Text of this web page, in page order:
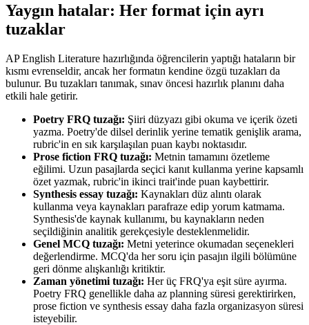
Yaygın hatalar: Her format için ayrı
tuzaklar
AP English Literature hazırlığında öğrencilerin yaptığı hataların bir
kısmı evrenseldir, ancak her formatın kendine özgü tuzakları da
bulunur. Bu tuzakları tanımak, sınav öncesi hazırlık planını daha
etkili hale getirir.
Poetry FRQ tuzağı: Şiiri düzyazı gibi okuma ve içerik özeti
yazma. Poetry'de dilsel derinlik yerine tematik genişlik arama,
rubric'in en sık karşılaşılan puan kaybı noktasıdır.
Prose fiction FRQ tuzağı: Metnin tamamını özetleme
eğilimi. Uzun pasajlarda seçici kanıt kullanma yerine kapsamlı
özet yazmak, rubric'in ikinci trait'inde puan kaybettirir.
Synthesis essay tuzağı: Kaynakları düz alıntı olarak
kullanma veya kaynakları parafraze edip yorum katmama.
Synthesis'de kaynak kullanımı, bu kaynakların neden
seçildiğinin analitik gerekçesiyle desteklenmelidir.
Genel MCQ tuzağı: Metni yeterince okumadan seçenekleri
değerlendirme. MCQ'da her soru için pasajın ilgili bölümüne
geri dönme alışkanlığı kritiktir.
Zaman yönetimi tuzağı: Her üç FRQ'ya eşit süre ayırma.
Poetry FRQ genellikle daha az planning süresi gerektirirken,
prose fiction ve synthesis essay daha fazla organizasyon süresi
isteyebilir.